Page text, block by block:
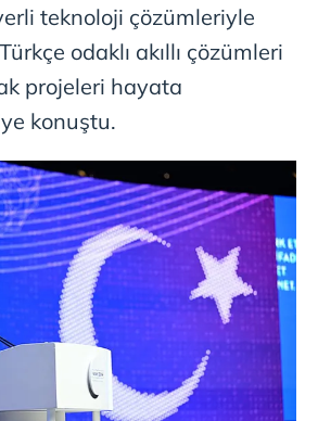
Korunması Kanunu uyarınca
Metnimizi okumak ve sitemizde
olarak kullanılan çerezlerle ilgili bilgi
.
teknoloji çözümleriyle
odaklı akıllı çözümleri
projeleri hayata
konuştu.